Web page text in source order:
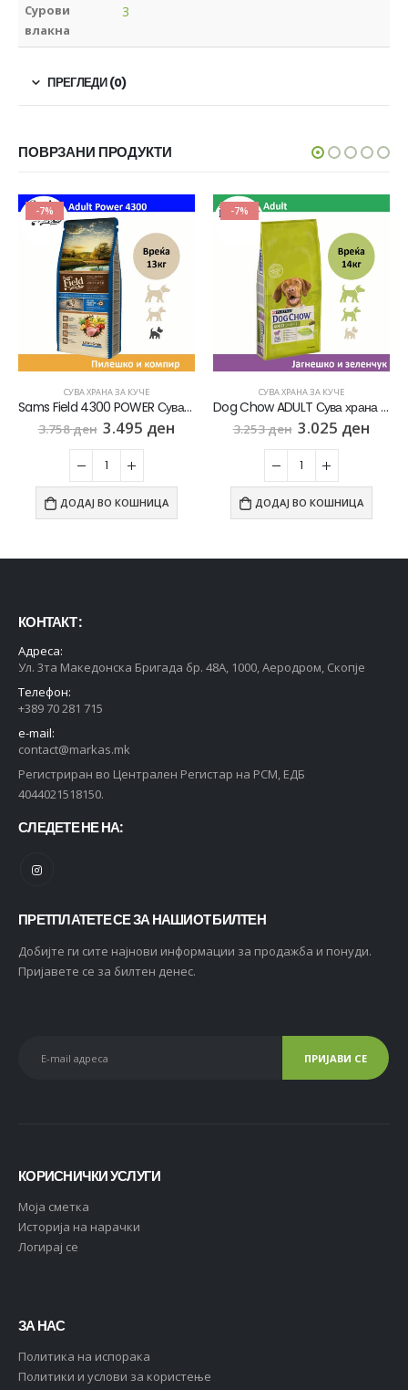
Сурови
влакна
3
ПРЕГЛЕДИ (0)
ПОВРЗАНИ ПРОДУКТИ
-7%
СУВА ХРАНА ЗА КУЧЕ
Sams Field 4300 POWER Сува храна за Активни кучиња со Пилешко и компир [Вреќа 13кг]
3.758ден 3.495 ден
ДОДАЈ ВО КОШНИЦА
-7%
СУВА ХРАНА ЗА КУЧЕ
Dog Chow ADULT Сува храна за Возрасни кучиња со Јагнешко [Вреќа 14кг]
3.253ден 3.025 ден
ДОДАЈ ВО КОШНИЦА
КОНТАКТ :
Адреса:
Ул. 3та Македонска Бригада бр. 48А, 1000, Аеродром, Скопје
Телефон:
+389 70 281 715
e-mail:
contact@markas.mk
Регистриран во Централен Регистар на РСМ, ЕДБ
4044021518150.
СЛЕДЕТЕ НЕ НА:
ПРЕТПЛАТЕТЕ СЕ ЗА НАШИОТ БИЛТЕН
Добијте ги сите најнови информации за продажба и понуди.
Пријавете се за билтен денес.
КОРИСНИЧКИ УСЛУГИ
Moja сметка
Историја на нарачки
Логирај се
ЗА НАС
Политика на испорака
Политики и услови за користење